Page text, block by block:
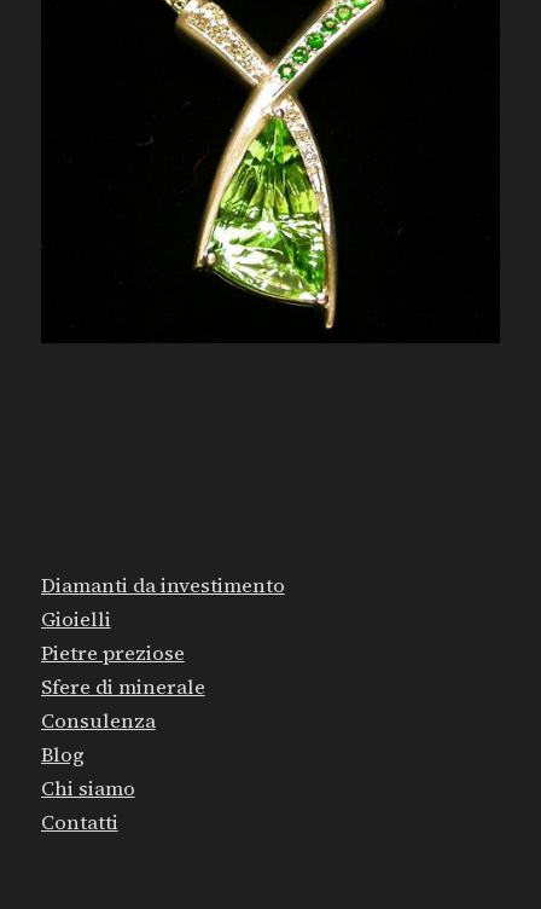
Diamanti da investimento
Gioielli
Pietre preziose
Sfere di minerale
Consulenza
Blog
Chi siamo
Contatti